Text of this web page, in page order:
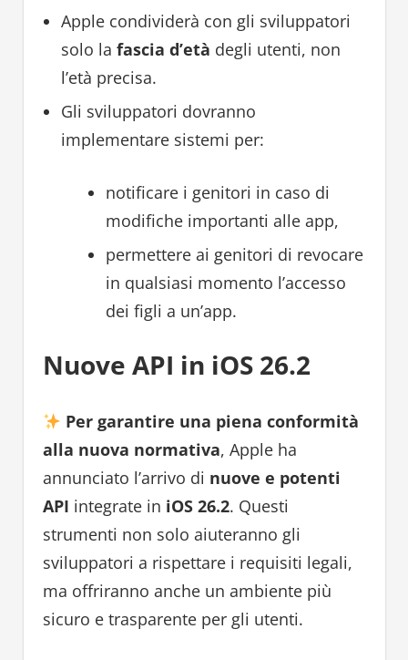
Apple condividerà con gli sviluppatori
solo la fascia d’età degli utenti, non
l’età precisa.
Gli sviluppatori dovranno
implementare sistemi per:
notificare i genitori in caso di
modifiche importanti alle app,
permettere ai genitori di revocare
in qualsiasi momento l’accesso
dei figli a un’app.
Nuove API in iOS 26.2
Per garantire una piena conformità
alla nuova normativa, Apple ha
annunciato l’arrivo di nuove e potenti
API integrate in iOS 26.2. Questi
strumenti non solo aiuteranno gli
sviluppatori a rispettare i requisiti legali,
ma offriranno anche un ambiente più
sicuro e trasparente per gli utenti.